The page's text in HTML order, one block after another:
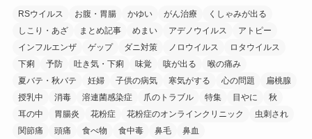
RSウイルス お腹・胃腸 かゆい がん治療
くしゃみが出る
しこり・あざ
まとめ記事 めまい アデノウイルス
アトピー
インフルエンザ
ゲップ ダニ対策 ノロウイルス
ロタウイルス
下痢
予防 吐き気・下痢 味覚 咳が出る
喉の痛み
夏バテ・秋バテ
妊婦 子供の病気 寒気がする 心の問題
扁桃腺
授乳中
消毒 溶連菌感染症 爪のトラブル 特集 目やに
秋
耳の中
胃腸炎 花粉症 花粉症のオンラインクリニック
虫刺され
関節痛
頭痛 食べ物 食中毒 鼻毛 鼻血